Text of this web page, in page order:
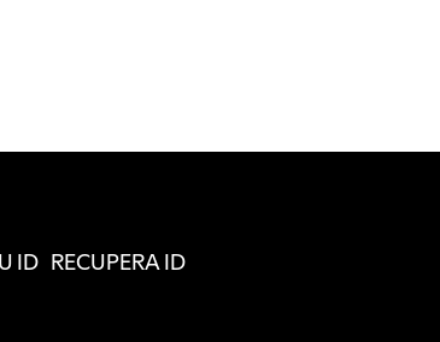
ID RECUPERA ID